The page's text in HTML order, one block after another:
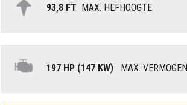
93,8 FT MAX. HEFHOOGTE
197 HP (147 KW) MAX. VERMOGEN